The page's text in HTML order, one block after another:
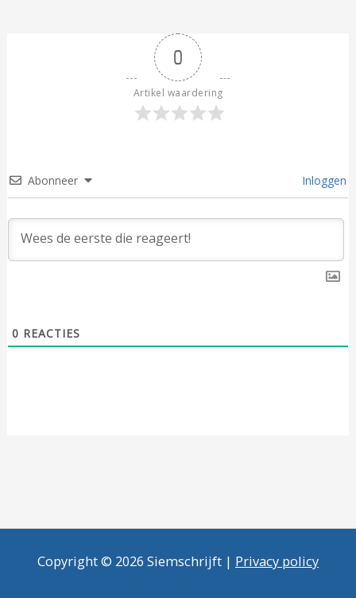
0
Artikel waardering
Abonneer Inloggen
0 REACTIES
Copyright © 2026 Siemschrijft | Privacy policy